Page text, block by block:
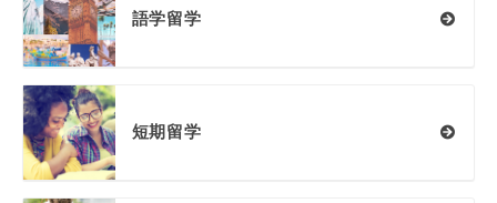
語学留学
短期留学